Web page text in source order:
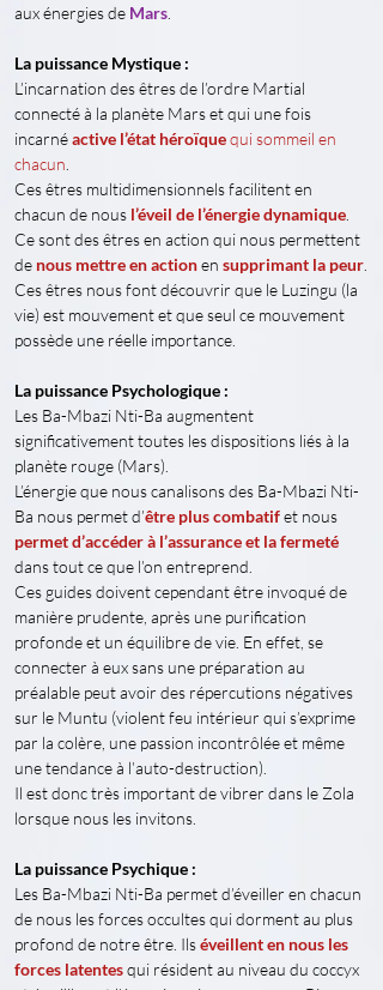
aux énergies de Mars
La puissance Mystique :
L’incarnation des êtres de l’ordre Martial
connecté à la planète Mars et qui une fois
incarné active l’état héroïque qui sommeil en
chacun
Ces êtres multidimensionnels facilitent en
chacun de nous l’éveil de l’énergie dynamique
Ce sont des êtres en action qui nous permettent
de nous mettre en action en supprimant la peur
Ces êtres nous font découvrir que le Luzingu (la
vie) est mouvement et que seul ce mouvement
possède une réelle importance.
La puissance Psychologique :
Les Ba-Mbazi Nti-Ba augmentent
significativement toutes les dispositions liés à la
planète rouge (Mars).
L’énergie que nous canalisons des Ba-Mbazi Nti-
Ba nous permet d’être plus combatif et nous
permet d’accéder à l’assurance et la fermeté
dans tout ce que l’on entreprend.
Ces guides doivent cependant être invoqué de
manière prudente, après une purification
profonde et un équilibre de vie. En effet, se
connecter à eux sans une préparation au
préalable peut avoir des répercutions négatives
sur le Muntu (violent feu intérieur qui s’exprime
par la colère, une passion incontrôlée et même
une tendance à l’auto-destruction).
Il est donc très important de vibrer dans le Zola
lorsque nous les invitons.
La puissance Psychique :
Les Ba-Mbazi Nti-Ba permet d’éveiller en chacun
de nous les forces occultes qui dorment au plus
profond de notre être. Ils éveillent en nous les
forces latentes qui résident au niveau du coccyx